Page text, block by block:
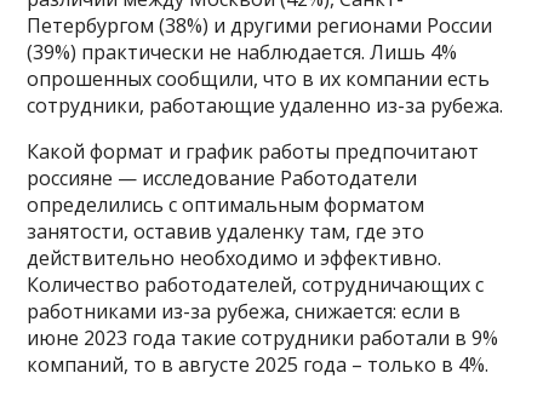
Петербургом (38%) и другими регионами России
(39%) практически не наблюдается. Лишь 4%
опрошенных сообщили, что в их компании есть
сотрудники, работающие удаленно из-за рубежа.
Какой формат и график работы предпочитают
россияне — исследование Работодатели
определились с оптимальным форматом
занятости, оставив удаленку там, где это
действительно необходимо и эффективно.
Количество работодателей, сотрудничающих с
работниками из-за рубежа, снижается: если в
июне 2023 года такие сотрудники работали в 9%
компаний, то в августе 2025 года – только в 4%.